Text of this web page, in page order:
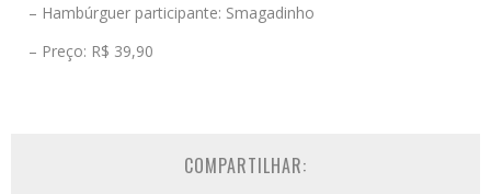
– Hambúrguer participante: Smagadinho
– Preço: R$ 39,90
COMPARTILHAR: